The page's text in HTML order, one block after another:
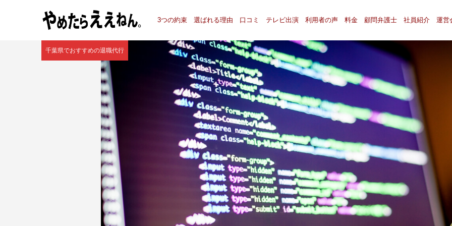
3つの約束 選ばれる理由 口コミ テレビ出演 利用者の声 料金 顧問弁護士 社員紹介 運営
千葉県でおすすめの退職代行